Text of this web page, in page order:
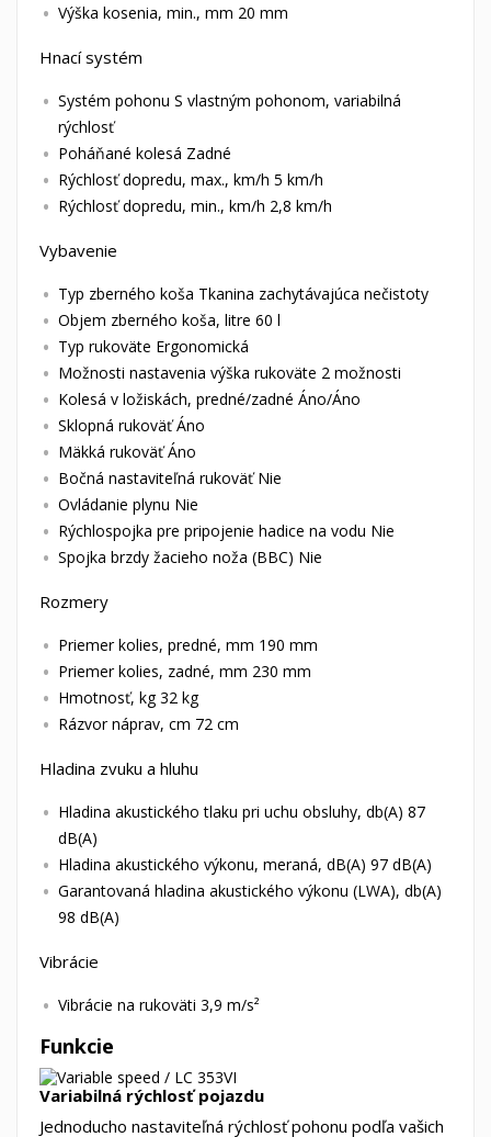
Výška kosenia, min., mm 20 mm
Hnací systém
Systém pohonu S vlastným pohonom, variabilná
rýchlosť
Poháňané kolesá Zadné
Rýchlosť dopredu, max., km/h 5 km/h
Rýchlosť dopredu, min., km/h 2,8 km/h
Vybavenie
Typ zberného koša Tkanina zachytávajúca nečistoty
Objem zberného koša, litre 60 l
Typ rukoväte Ergonomická
Možnosti nastavenia výška rukoväte 2 možnosti
Kolesá v ložiskách, predné/zadné Áno/Áno
Sklopná rukoväť Áno
Mäkká rukoväť Áno
Bočná nastaviteľná rukoväť Nie
Ovládanie plynu Nie
Rýchlospojka pre pripojenie hadice na vodu Nie
Spojka brzdy žacieho noža (BBC) Nie
Rozmery
Priemer kolies, predné, mm 190 mm
Priemer kolies, zadné, mm 230 mm
Hmotnosť, kg 32 kg
Rázvor náprav, cm 72 cm
Hladina zvuku a hluhu
Hladina akustického tlaku pri uchu obsluhy, db(A) 87
dB(A)
Hladina akustického výkonu, meraná, dB(A) 97 dB(A)
Garantovaná hladina akustického výkonu (LWA), db(A)
98 dB(A)
Vibrácie
Vibrácie na rukoväti 3,9 m/s²
Funkcie
Variabilná rýchlosť pojazdu
Jednoducho nastaviteľná rýchlosť pohonu podľa vašich